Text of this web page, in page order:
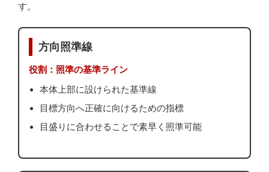
す。
方向照準線
役割：照準の基準ライン
本体上部に設けられた基準線
目標方向へ正確に向けるための指標
目盛りに合わせることで素早く照準可能